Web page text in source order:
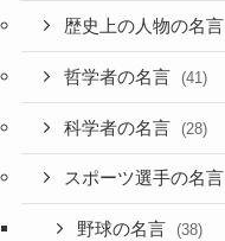
歴史上の人物の名言
哲学者の名言 (41)
科学者の名言 (28)
スポーツ選手の名言
野球の名言 (38)